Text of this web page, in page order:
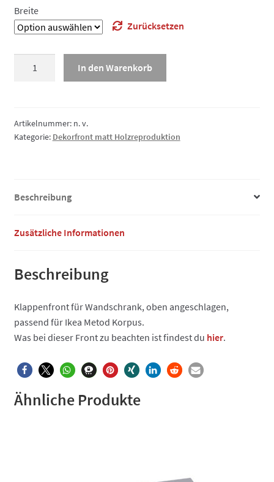
Breite
Zurücksetzen
Menge
In den Warenkorb
Artikelnummer: n. v.
Kategorie: Dekorfront matt Holzreproduktion
Beschreibung
Zusätzliche Informationen
Beschreibung
Klappenfront für Wandschrank, oben angeschlagen,
passend für Ikea Metod Korpus.
Was bei dieser Front zu beachten ist findest du hier.
Ähnliche Produkte